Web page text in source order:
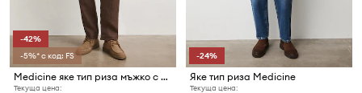
-42%
-5%* с код: FS
Medicine яке тип риза мъжко с лен
Текуща цена:
-24%
Яке тип риза Medicine
Текуща цена: